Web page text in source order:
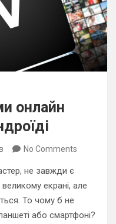
онлайн
No Comments
не завжди є
екрані, але
То чому б не
або смартфоні?